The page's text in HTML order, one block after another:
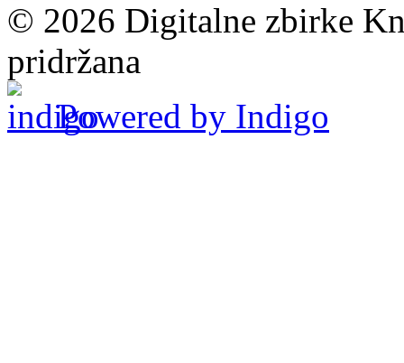
© 2026 Digitalne zbirke
pridržana
Powered by Indigo